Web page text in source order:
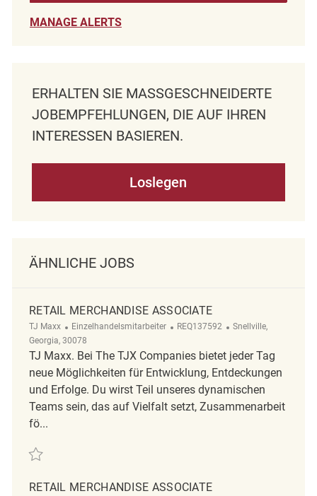
MANAGE ALERTS
ERHALTEN SIE MASSGESCHNEIDERTE J
OBEMPFEHLUNGEN, DIE AUF IHREN I
NTERESSEN BASIEREN.
Loslegen
ÄHNLICHE JOBS
RETAIL MERCHANDISE ASSOCIATE
TJ Maxx Kategorie
Einzelhandelsmitarbeiter ReqId
REQ137592 Ort
Snellville,
Georgia, 30078
TJ Maxx. Bei The TJX Companies bietet jeder Tag
neue Möglichkeiten für Entwicklung, Entdeckungen
und Erfolge. Du wirst Teil unseres dynamischen
Teams sein, das auf Vielfalt setzt, Zusammenarbeit
fö...
Retten Retail Merchandise Associate REQ137592
RETAIL MERCHANDISE ASSOCIATE